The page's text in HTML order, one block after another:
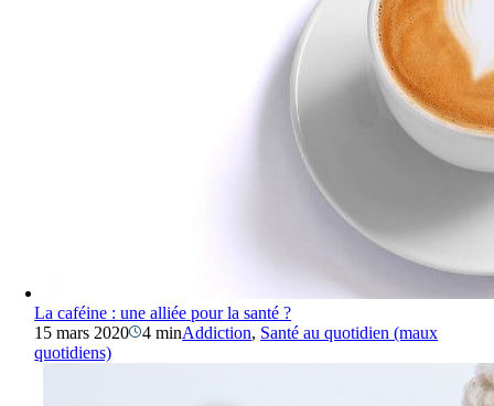
La caféine : une alliée pour la santé ?
15 mars 2020
4 minAddiction, Santé au quotidien (maux
quotidiens)